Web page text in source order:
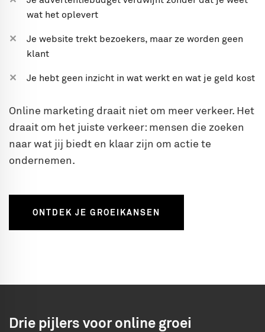
wat het oplevert
Je website trekt bezoekers, maar ze worden geen
klant
Je hebt geen inzicht in wat werkt en wat je geld kost
Online marketing draait niet om meer verkeer. Het
draait om het juiste verkeer: mensen die zoeken
naar wat jij biedt en klaar zijn om actie te
ondernemen.
ONTDEK JE GROEIKANSEN
Drie pijlers voor online groei